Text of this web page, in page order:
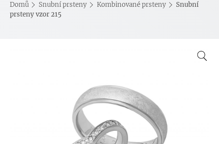
Domů Snubní prsteny Kombinované prsteny
Snubní
prsteny vzor 215